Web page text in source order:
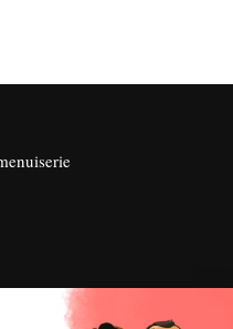
Menuiserie agencement